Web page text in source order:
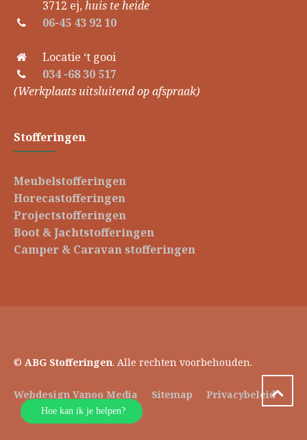
3712 ej, huis te heide
06-45 43 92 10
Locatie ‘t gooi
034 -68 30 517
(Werkplaats uitsluitend op afspraak)
Stofferingen
Meubelstofferingen
Horecastofferingen
Projectstofferingen
Boot & Jachtstofferingen
Camper & Caravan stofferingen
Hoe kan ik je helpen?
© ABG Stofferingen. Alle rechten voorbehouden.
Webdesign Vanoo Media Sitemap Privacybeleid